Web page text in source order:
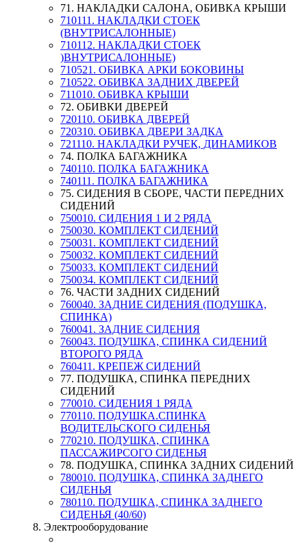
71. НАКЛАДКИ САЛОНА, ОБИВКА КРЫШИ
710111. НАКЛАДКИ СТОЕК
(ВНУТРИСАЛОННЫЕ)
710112. НАКЛАДКИ СТОЕК
)ВНУТРИСАЛОННЫЕ)
710521. ОБИВКА АРКИ БОКОВИНЫ
710522. ОБИВКА ЗАДНИХ ДВЕРЕЙ
711010. ОБИВКА КРЫШИ
72. ОБИВКИ ДВЕРЕЙ
720110. ОБИВКА ДВЕРЕЙ
720310. ОБИВКА ДВЕРИ ЗАДКА
721110. НАКЛАДКИ РУЧЕК, ДИНАМИКОВ
74. ПОЛКА БАГАЖНИКА
740110. ПОЛКА БАГАЖНИКА
740111. ПОЛКА БАГАЖНИКА
75. СИДЕНИЯ В СБОРЕ, ЧАСТИ ПЕРЕДНИХ
СИДЕНИЙ
750010. СИДЕНИЯ 1 И 2 РЯДА
750030. КОМПЛЕКТ СИДЕНИЙ
750031. КОМПЛЕКТ СИДЕНИЙ
750032. КОМПЛЕКТ СИДЕНИЙ
750033. КОМПЛЕКТ СИДЕНИЙ
750034. КОМПЛЕКТ СИДЕНИЙ
76. ЧАСТИ ЗАДНИХ СИДЕНИЙ
760040. ЗАДНИЕ СИДЕНИЯ (ПОДУШКА,
СПИНКА)
760041. ЗАДНИЕ СИДЕНИЯ
760043. ПОДУШКА, СПИНКА СИДЕНИЙ
ВТОРОГО РЯДА
760411. КРЕПЕЖ СИДЕНИЙ
77. ПОДУШКА, СПИНКА ПЕРЕДНИХ
СИДЕНИЙ
770010. СИДЕНИЯ 1 РЯДА
770110. ПОДУШКА.СПИНКА
ВОДИТЕЛЬСКОГО СИДЕНЬЯ
770210. ПОДУШКА, СПИНКА
ПАССАЖИРСОГО СИДЕНЬЯ
78. ПОДУШКА, СПИНКА ЗАДНИХ СИДЕНИЙ
780010. ПОДУШКА, СПИНКА ЗАДНЕГО
СИДЕНЬЯ
780110. ПОДУШКА, СПИНКА ЗАДНЕГО
СИДЕНЬЯ (40/60)
8. Электрооборудование